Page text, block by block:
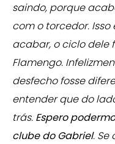
saindo, porque
com o torcedor.
acabar, o ciclo dele
Flamengo.
desfecho fosse
entender que do
trás. Espero
clube do Gabriel. Se